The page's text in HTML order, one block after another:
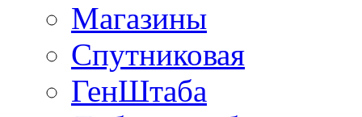
Магазины
Спутниковая
ГенШтаба